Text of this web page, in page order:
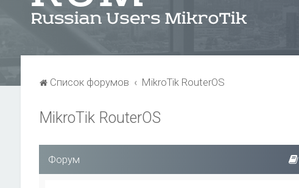
Список форумов MikroTik RouterOS
MikroTik RouterOS
Форум